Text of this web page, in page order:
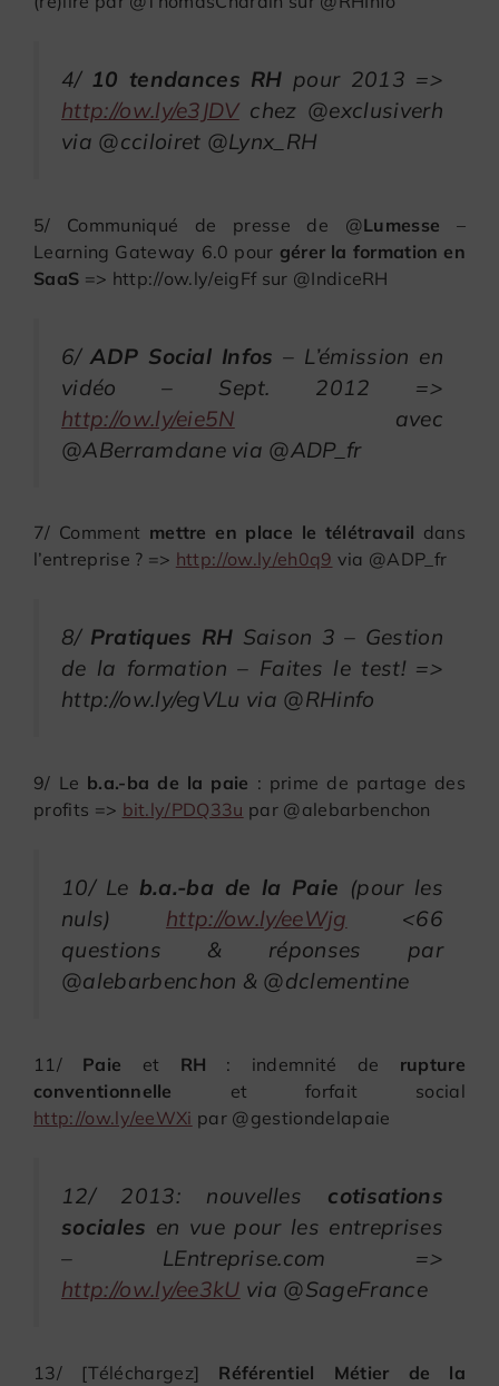
4/10 tendances RH pour 2013 =>
http://ow.ly/e3JDVchez @exclusiverh
via @cciloiret @Lynx_RH
5/ Communiqué de presse de @Lumesse –
Learning Gateway 6.0 pour gérer la formation en
SaaS => http://ow.ly/eigFf sur @IndiceRH
6/ADP Social Infos – L’émission en
vidéo – Sept. 2012 =>
http://ow.ly/eie5N avec
@ABerramdane via @ADP_fr
7/ Comment mettre en place le télétravail dans
l’entreprise ? => http://ow.ly/eh0q9 via @ADP_fr
8/ Pratiques RH Saison 3 – Gestion
de la formation – Faites le test! =>
http://ow.ly/egVLu via @RHinfo
9/ Le b.a.-ba de la paie : prime de partage des
profits => bit.ly/PDQ33u par @alebarbenchon
10/ Le b.a.-ba de la Paie (pour les
nuls) http://ow.ly/eeWjg <66
questions & réponses par
@alebarbenchon & @dclementine
11/ Paie et RH : indemnité de rupture
conventionnelle et forfait social
http://ow.ly/eeWXi par @gestiondelapaie
12/ 2013: nouvelles cotisations
sociales en vue pour les entreprises
– LEntreprise.com =>
http://ow.ly/ee3kU via @SageFrance
13/ [Téléchargez] Référentiel Métier de la